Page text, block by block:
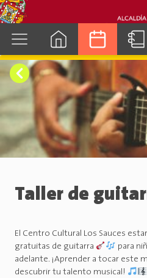
Taller de
El Centro Cultural Los Sauces
gratuitas de guitarra
para
adelante. ¡Aprender a tocar este
descubrir tu talento musical!